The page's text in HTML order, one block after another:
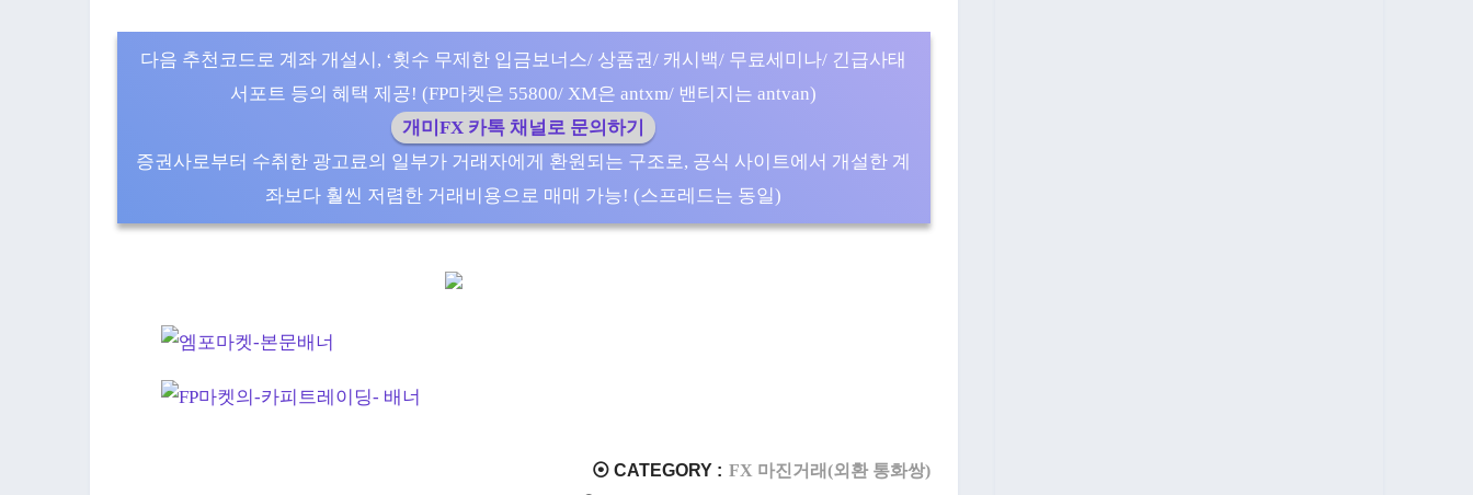
다음 추천코드로 계좌 개설시, ‘횟수 무제한 입금보너스/ 상품권/ 캐시백/ 무료세미나/ 긴급사태
서포트 등의 혜택 제공! (FP마켓은 55800/ XM은 antxm/ 밴티지는 antvan)
개미FX 카톡 채널로 문의하기
증권사로부터 수취한 광고료의 일부가 거래자에게 환원되는 구조로, 공식 사이트에서 개설한 계
좌보다 훨씬 저렴한 거래비용으로 매매 가능! (스프레드는 동일)
⦿ CATEGORY : FX 마진거래(외환 통화쌍)